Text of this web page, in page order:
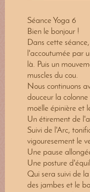
Séance Yoga 6
Bien le bonjour !
Dans cette
l'accoutumée par
là. Puis un
muscles du cou.
Nous continuons
douceur la
moëlle épinière et
Un étirement de
Suivi de l'Arc,
vigouresement le
Une pause
Une posture
Qui sera suivi de
des jambes et le